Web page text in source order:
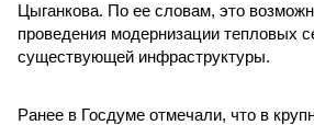
Цыганкова. По ее словам, это
проведения модернизации тепловых
существующей инфраструктуры.
Ранее в Госдуме отмечали, что в